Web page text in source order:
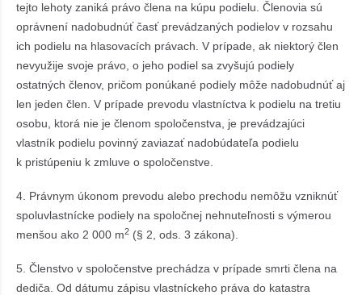
tejto lehoty zaniká právo člena na kúpu podielu. Členovia sú
oprávnení nadobudnúť časť prevádzaných podielov v rozsahu
ich podielu na hlasovacích právach. V prípade, ak niektorý člen
nevyužije svoje právo, o jeho podiel sa zvyšujú podiely
ostatných členov, pričom ponúkané podiely môže nadobudnúť aj
len jeden člen. V prípade prevodu vlastníctva k podielu na tretiu
osobu, ktorá nie je členom spoločenstva, je prevádzajúci
vlastník podielu povinný zaviazať nadobúdateľa podielu
k pristúpeniu k zmluve o spoločenstve.
4. Právnym úkonom prevodu alebo prechodu nemôžu vzniknúť
spoluvlastnícke podiely na spoločnej nehnuteľnosti s výmerou
menšou ako 2 000 m2 (§ 2, ods. 3 zákona).
5. Členstvo v spoločenstve prechádza v prípade smrti člena na
dediča. Od dátumu zápisu vlastníckeho práva do katastra